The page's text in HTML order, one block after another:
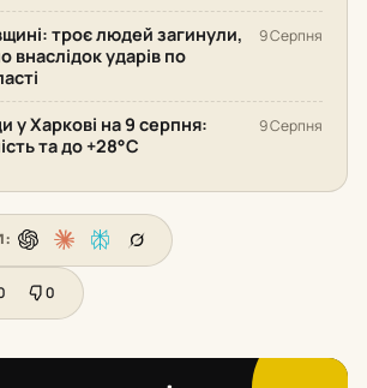
троє людей загинули,
внаслідок ударів по
9 Серпня
у Харкові на 9 серпня:
та до +28°С
9 Серпня
0